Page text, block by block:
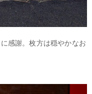
感謝。枚方は穏やかなお